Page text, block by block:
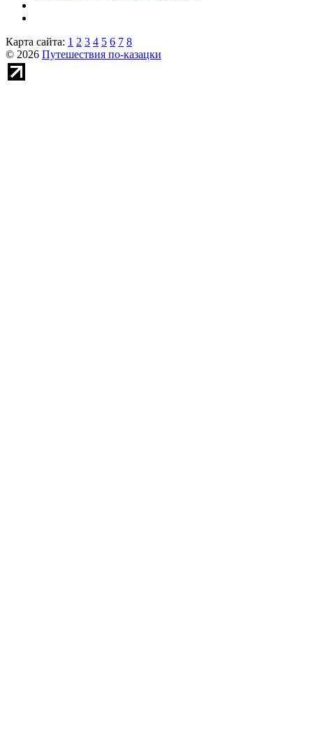
Карта сайта: 1 2 3 4 5 6 7 8
© 2026 Путешествия по-казацки